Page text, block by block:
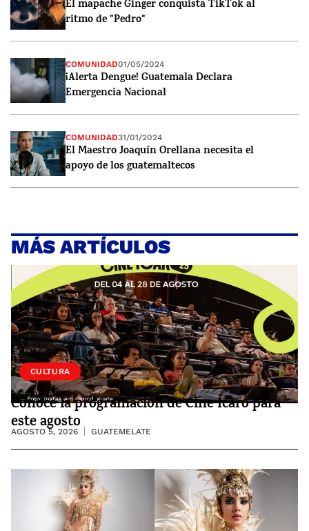
El mapache Ginger conquista TikTok al
ritmo de "Pedro"
COMUNIDAD01/05/2024
¡Alerta Dengue! Guatemala Declara
Emergencia Nacional
COMUNIDAD31/01/2024
El Maestro Joaquín Orellana necesita el
apoyo de los guatemaltecos
MÁS ARTÍCULOS
CULTURA
Conoce la programación de Cine Ícaro para
este agosto
AGOSTO 5, 2026 GUATEMELATE